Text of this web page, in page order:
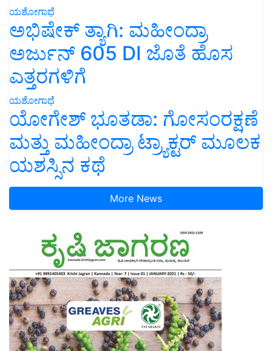
ಯಶೋಗಾಥೆ
ಅಭಿಷೇಕ್ ತ್ಯಾಗಿ: ಮಹೀಂದ್ರಾ
ಅರ್ಜುನ್ 605 DI ಜೊತೆ ಹೊಸ
ಎತ್ತರಗಳಿಗೆ
ಯಶೋಗಾಥೆ
ಯೋಗೇಶ್ ಭೂತಡಾ: ಗೋಸಂರಕ್ಷಣೆ
ಮತ್ತು ಮಹೀಂದ್ರಾ ಟ್ರ್ಯಾಕ್ಟರ್ ಮೂಲಕ
ಯಶಸ್ಸಿನ ಕಥೆ
More News